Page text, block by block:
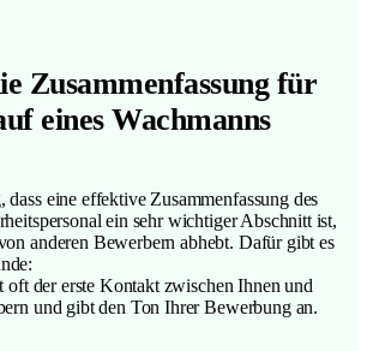
Zusammenfassung für
eines Wachmanns
eine effektive Zusammenfassung des
ein sehr wichtiger Abschnitt ist,
anderen Bewerbern abhebt. Dafür gibt es
oft der erste Kontakt zwischen Ihnen und
und gibt den Ton Ihrer Bewerbung an.